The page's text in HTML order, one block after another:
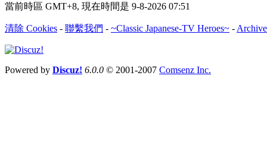
當前時區 GMT+8, 現在時間是 9-8-2026 07:51
清除 Cookies - 聯繫我們 - ~Classic Japanese-TV Heroes~ -
Powered by Discuz! 6.0.0 © 2001-2007 Comsenz Inc.